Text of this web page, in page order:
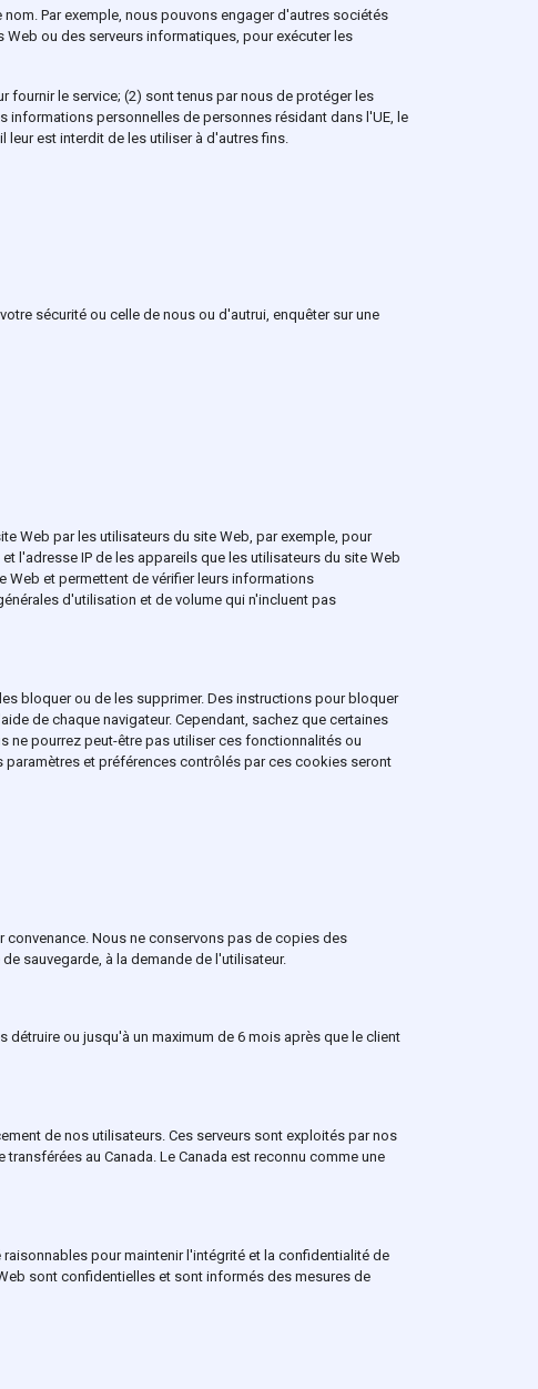
Par exemple, nous pouvons engager d'autres sociétés
ou des serveurs informatiques, pour exécuter les
le service; (2) sont tenus par nous de protéger les
personnelles de personnes résidant dans l'UE, le
leur est interdit de les utiliser à d'autres fins.
sécurité ou celle de nous ou d'autrui, enquêter sur une
Web par les utilisateurs du site Web, par exemple, pour
l'adresse IP de les appareils que les utilisateurs du site Web
et permettent de vérifier leurs informations
d'utilisation et de volume qui n'incluent pas
bloquer ou de les supprimer. Des instructions pour bloquer
de chaque navigateur. Cependant, sachez que certaines
pourrez peut-être pas utiliser ces fonctionnalités ou
et préférences contrôlés par ces cookies seront
Nous ne conservons pas de copies des
sauvegarde, à la demande de l'utilisateur.
ou jusqu'à un maximum de 6 mois après que le client
de nos utilisateurs. Ces serveurs sont exploités par nos
au Canada. Le Canada est reconnu comme une
pour maintenir l'intégrité et la confidentialité de
sont confidentielles et sont informés des mesures de